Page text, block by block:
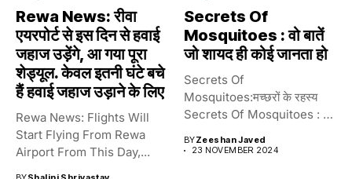
Rewa News: रीवा
एयरपोर्ट से इस दिन से हवाई
जहाज उड़ेंगे, आ गया पूरा
शेड्यूल. केवल इतनी घंटे बचे
हैं हवाई जहाज उड़ाने के लिए
Rewa News: Flights Will
Start Flying From Rewa
Airport From This Day,...
Secrets Of
Mosquitoes : वो बातें
जो शायद ही कोई जानता हो
Secrets Of
Mosquitoes:मच्छरों के रहस्य
Secrets Of Mosquitoes : वो
BYZeeshan Javed
23 NOVEMBER 2024